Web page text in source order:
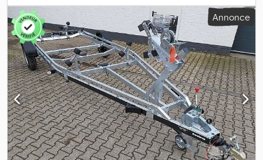
Achetez facilement en ligne, 24 heures sur 24. Vous pouvez venir
chercher votre remorque vous-même ou vous la faire livrer. Notre
point de vente propose un large choix de remorques neuves de
grandes marques ! Plus de 800 remorques neuves en stock. Plus
de 130 remorques d'occasion en permanence disponibles.
Exemple à titre indicatif : remorque pour bateau, modèle
Superrollen, type 221800 B SR, pour bateaux jusqu'à 21' (640 cm
de longueur), 1800 kg, essieu unique, réglable, frein à inertie,
super-rouleaux, support pour treuil, roue de support, châssis
conçu pour une vitesse de 100 km/h inclus. Offre en ligne.
Djdpfxozl Hxzj Anxokr Ventes et prise de commandes par
téléphone aux heures suivantes : du lundi au vendredi, de 8h00 à
12h30 et de 14h00 à 18h00. Ou 24 heures sur 24 via notre
Annonce